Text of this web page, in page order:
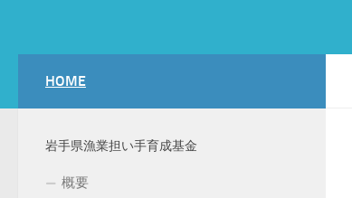
HOME
岩手県漁業担い手育成基金
概要